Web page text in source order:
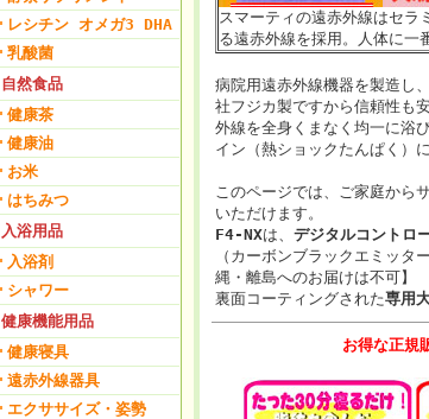
レシチン オメガ3 DHA
乳酸菌
自然食品
健康茶
健康油
お米
はちみつ
入浴用品
入浴剤
シャワー
健康機能用品
健康寝具
遠赤外線器具
エクササイズ・姿勢
スマーティの遠赤外線はセラ
る遠赤外線を採用。人体に一
病院用遠赤外線機器を製造し
社フジカ製ですから信頼性も
外線を全身くまなく均一に浴
イン（熱ショックたんぱく）
このページでは、ご家庭から
いただけます。
F4-NXは、 デジタルコントロ
（カーボンブラックエミッタ
縄・離島へのお届けは不可】
裏面コーティングされた専用
お得な正規